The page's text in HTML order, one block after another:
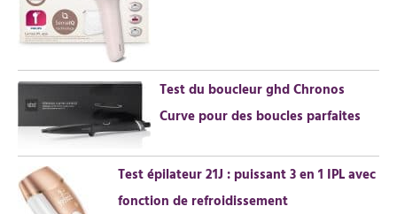
r
Test du boucleur ghd Chronos
Curve pour des boucles parfaites
Test épilateur 21J : puissant 3 en 1 IPL avec
fonction de refroidissement